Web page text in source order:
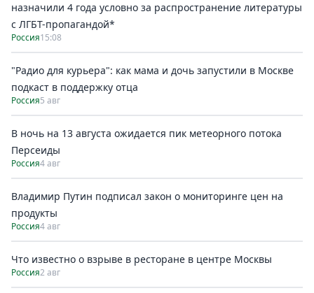
назначили 4 года условно за распространение литературы
с ЛГБТ-пропагандой*
Россия15:08
"Радио для курьера": как мама и дочь запустили в Москве
подкаст в поддержку отца
Россия5 авг
В ночь на 13 августа ожидается пик метеорного потока
Персеиды
Россия4 авг
Владимир Путин подписал закон о мониторинге цен на
продукты
Россия4 авг
Что известно о взрыве в ресторане в центре Москвы
Россия2 авг